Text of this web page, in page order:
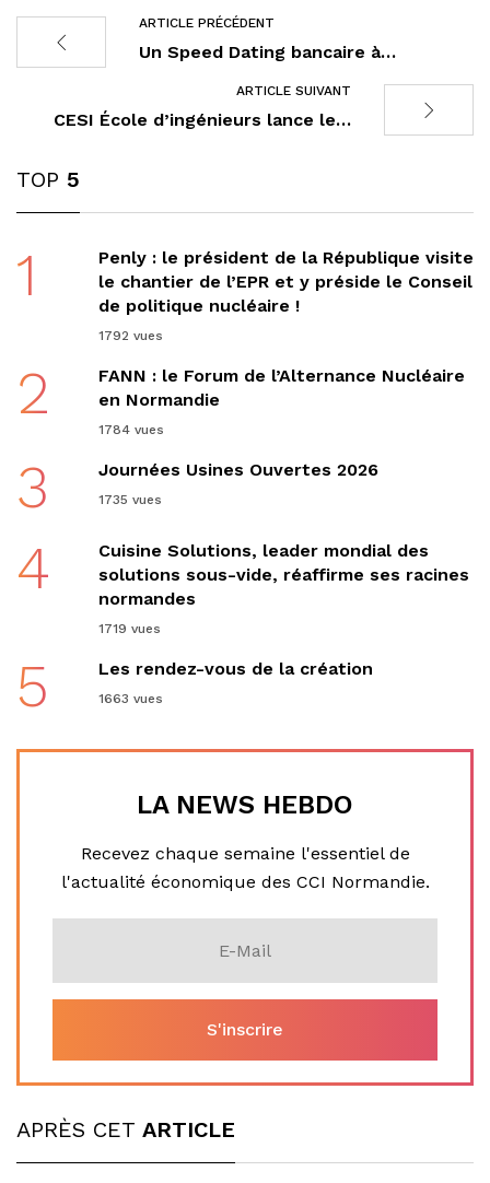
ARTICLE PRÉCÉDENT
Un Speed Dating bancaire à…
ARTICLE SUIVANT
CESI École d’ingénieurs lance le…
TOP 5
1
Penly : le président de la République visite
le chantier de l’EPR et y préside le Conseil
de politique nucléaire !
1792 vues
2
FANN : le Forum de l’Alternance Nucléaire
en Normandie
1784 vues
3 Journées Usines Ouvertes 2026
1735 vues
4
Cuisine Solutions, leader mondial des
solutions sous-vide, réaffirme ses racines
normandes
1719 vues
5 Les rendez-vous de la création
1663 vues
LA NEWS HEBDO
Recevez chaque semaine l'essentiel de
l'actualité économique des CCI Normandie.
APRÈS CET ARTICLE